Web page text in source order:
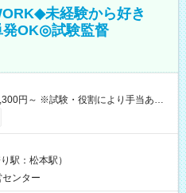
未経験から好き
発OK◎試験監督
【即給（前払い）オプションあ
勤務から1週間ほどで給与の一部を受け
～17:30（休憩1時間） 時給1,300円
通費 ※当日の役割により時給＋100
7:00～13:30（休憩なし） 時給1,300
＝日収8,400円＋交通費 【試用期
駅：松本駅）
ンター